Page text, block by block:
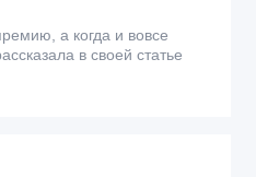
а когда и вовсе
в своей статье